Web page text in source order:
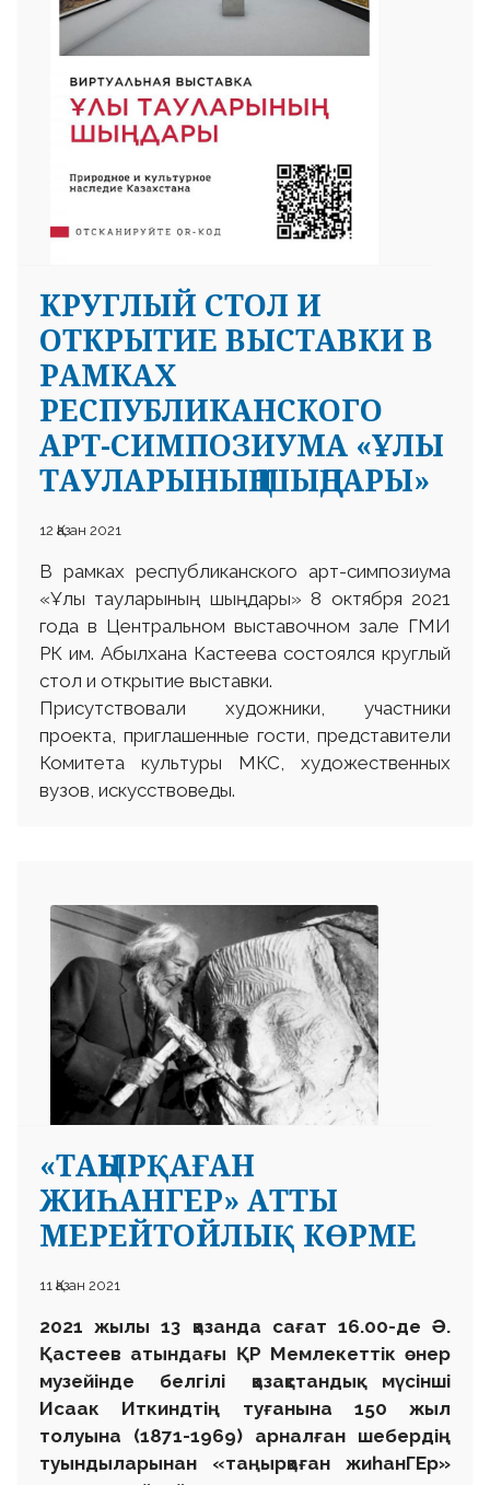
КРУГЛЫЙ СТОЛ И
ОТКРЫТИЕ ВЫСТАВКИ В
РАМКАХ
РЕСПУБЛИКАНСКОГО
АРТ-СИМПОЗИУМА «ҰЛЫ
ТАУЛАРЫНЫҢ ШЫҢДАРЫ»
12 Қазан 2021
В рамках республиканского арт-симпозиума
«Ұлы тауларының шыңдары» 8 октября 2021
года в Центральном выставочном зале ГМИ
РК им. Абылхана Кастеева состоялся круглый
стол и открытие выставки.
Присутствовали художники, участники
проекта, приглашенные гости, представители
Комитета культуры МКС, художественных
вузов, искусствоведы.
«ТАҢЫРҚАҒАН
ЖИҺАНГЕР» АТТЫ
МЕРЕЙТОЙЛЫҚ КӨРМЕ
11 Қазан 2021
2021 жылы 13 қазанда сағат 16.00-де Ә.
Қастеев атындағы ҚР Мемлекеттік өнер
музейінде белгілі қазақстандық мүсінші
Исаак Иткиндтің туғанына 150 жыл
толуына (1871-1969) арналған шебердің
туындыларынан «таңырқаған жиһанГЕр»